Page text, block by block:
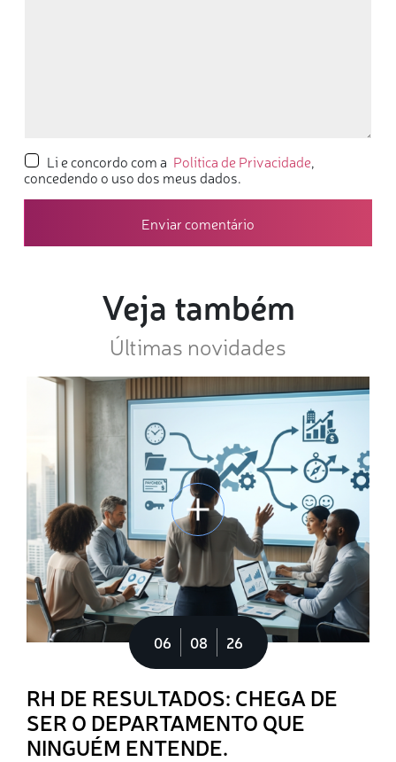
Li e concordo com a Política de Privacidade,
concedendo o uso dos meus dados.
Veja também
Últimas novidades
06 08 26
RH DE RESULTADOS: CHEGA DE
SER O DEPARTAMENTO QUE
NINGUÉM ENTENDE.